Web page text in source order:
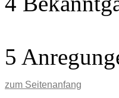
5
zum Seitenanfang